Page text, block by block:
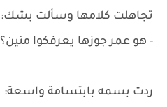
تجاهلت كلامها وسألت بشك:
- هو عمر جوزها يعرفكوا منين؟
ردت بسمه بابتسامة واسعة: